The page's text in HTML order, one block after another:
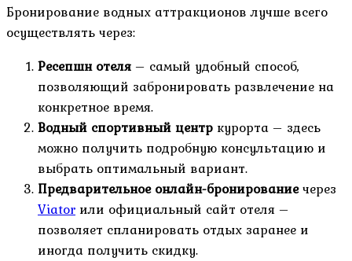
Бронирование водных аттракционов лучше всего
осуществлять через:
Ресепшн отеля – самый удобный способ,
позволяющий забронировать развлечение на
конкретное время.
Водный спортивный центр курорта – здесь
можно получить подробную консультацию и
выбрать оптимальный вариант.
Предварительное онлайн-бронированиечерез
Viator или официальный сайт отеля –
позволяет спланировать отдых заранее и
иногда получить скидку.